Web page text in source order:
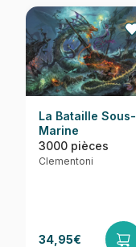
La Bataille Sous-
Marine
3000 pièces
Clementoni
34,95€